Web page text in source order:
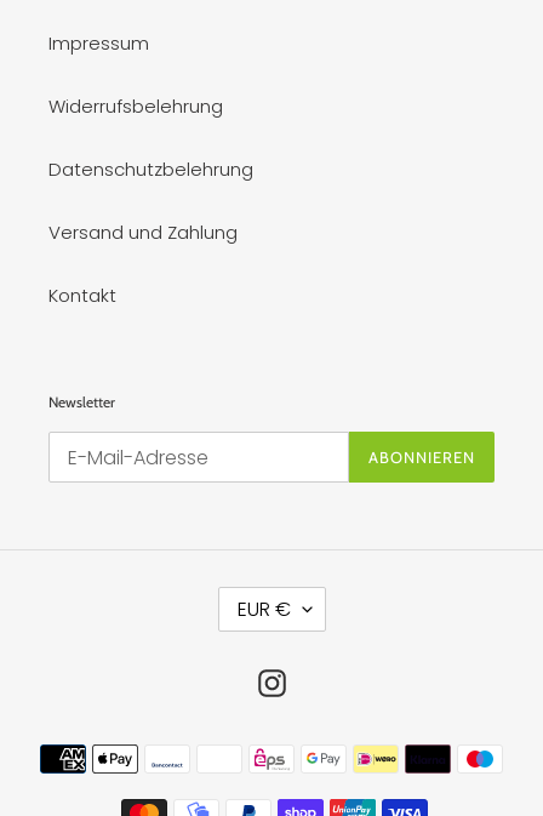
Impressum
Widerrufsbelehrung
Datenschutzbelehrung
Versand und Zahlung
Kontakt
Newsletter
ABONNIEREN
H
EUR €
Instagram
Zahlungsmethoden